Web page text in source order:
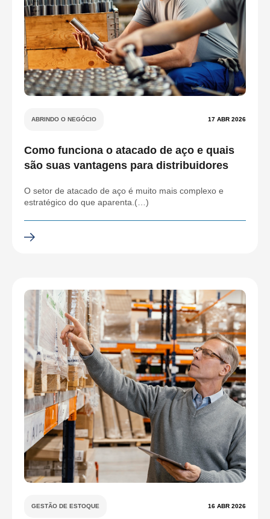
ABRINDO O NEGÓCIO 17 ABR 2026
Como funciona o atacado de aço e quais
são suas vantagens para distribuidores
O setor de atacado de aço é muito mais complexo e
estratégico do que aparenta.(…)
GESTÃO DE ESTOQUE 16 ABR 2026